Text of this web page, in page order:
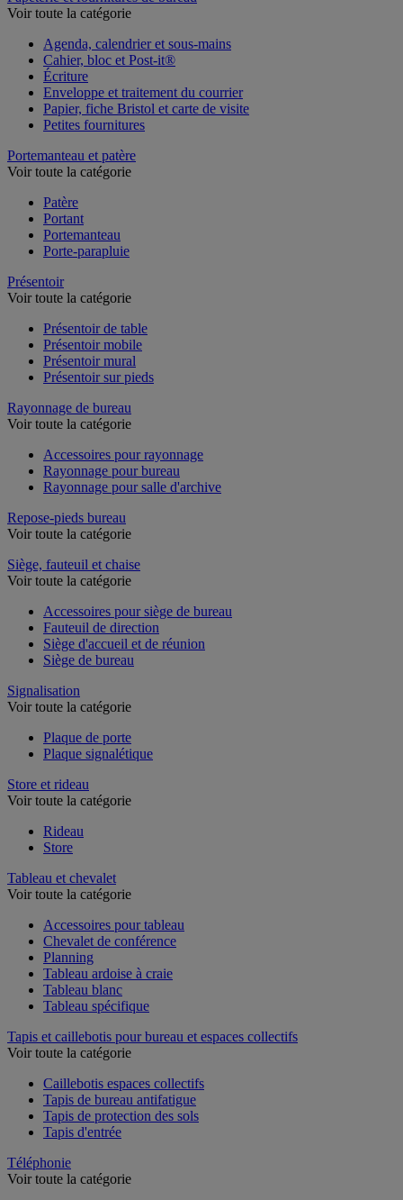
Voir toute la catégorie
Agenda, calendrier et sous-mains
Cahier, bloc et Post-it®
Écriture
Enveloppe et traitement du courrier
Papier, fiche Bristol et carte de visite
Petites fournitures
Portemanteau et patère
Voir toute la catégorie
Patère
Portant
Portemanteau
Porte-parapluie
Présentoir
Voir toute la catégorie
Présentoir de table
Présentoir mobile
Présentoir mural
Présentoir sur pieds
Rayonnage de bureau
Voir toute la catégorie
Accessoires pour rayonnage
Rayonnage pour bureau
Rayonnage pour salle d'archive
Repose-pieds bureau
Voir toute la catégorie
Siège, fauteuil et chaise
Voir toute la catégorie
Accessoires pour siège de bureau
Fauteuil de direction
Siège d'accueil et de réunion
Siège de bureau
Signalisation
Voir toute la catégorie
Plaque de porte
Plaque signalétique
Store et rideau
Voir toute la catégorie
Rideau
Store
Tableau et chevalet
Voir toute la catégorie
Accessoires pour tableau
Chevalet de conférence
Planning
Tableau ardoise à craie
Tableau blanc
Tableau spécifique
Tapis et caillebotis pour bureau et espaces collectifs
Voir toute la catégorie
Caillebotis espaces collectifs
Tapis de bureau antifatigue
Tapis de protection des sols
Tapis d'entrée
Téléphonie
Voir toute la catégorie